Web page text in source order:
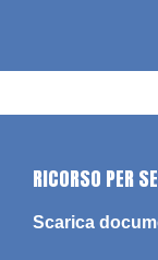
RICORSO PER
Scarica